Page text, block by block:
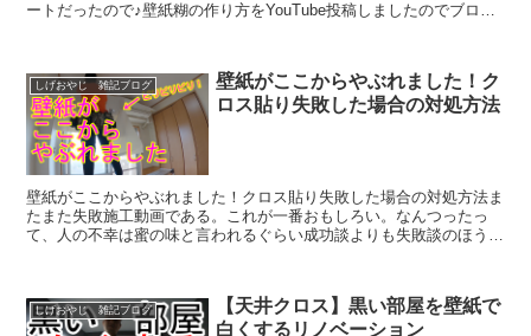
ートだったので♪壁紙糊の作り方をYouTube投稿しましたのでブログ
しげおやじ 雑記ブログ
壁紙がここからやぶれました！ク
ロス貼り失敗した場合の対処方法
壁紙がここからやぶれました！クロス貼り失敗した場合の対処方法ま
たまた失敗施工動画である。これが一番おもしろい。なんつったっ
て、人の不幸は蜜の味と言われるぐらい成功談よりも失敗談のほうが
しげおやじ 雑記ブログ
【天井クロス】黒い部屋を壁紙で
白くするリノベーション